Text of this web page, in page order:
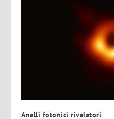
Anelli fotonici rivelatori